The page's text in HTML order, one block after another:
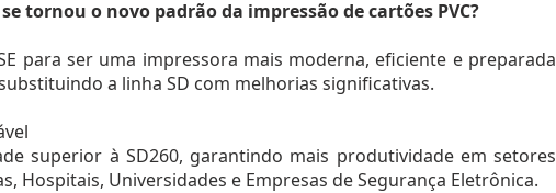
tornou o novo padrão da impressão de cartões PVC?
para ser uma impressora mais moderna, eficiente e preparada
a linha SD com melhorias significativas.
superior à SD260, garantindo mais produtividade em setores
Hospitais, Universidades e Empresas de Segurança Eletrônica.